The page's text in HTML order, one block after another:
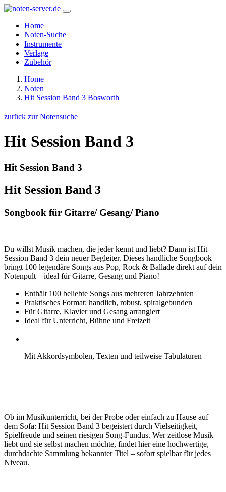
Home
Noten-Suche
Instrumente
Verlage
Zubehör
Home
Noten
Hit Session Band 3 Bosworth
zurück zur Notensuche
Hit Session Band 3
Hit Session Band 3
Hit Session Band 3
Songbook für Gitarre/ Gesang/ Piano
Du willst Musik machen, die jeder kennt und liebt? Dann ist Hit
Session Band 3 dein neuer Begleiter. Dieses handliche Songbook
bringt 100 legendäre Songs aus Pop, Rock & Ballade direkt auf dein
Notenpult – ideal für Gitarre, Gesang und Piano!
Enthält 100 beliebte Songs aus mehreren Jahrzehnten
Praktisches Format: handlich, robust, spiralgebunden
Für Gitarre, Klavier und Gesang arrangiert
Ideal für Unterricht, Bühne und Freizeit
Mit Akkordsymbolen, Texten und teilweise Tabulaturen
Ob im Musikunterricht, bei der Probe oder einfach zu Hause auf
dem Sofa: Hit Session Band 3 begeistert durch Vielseitigkeit,
Spielfreude und seinen riesigen Song-Fundus. Wer zeitlose Musik
liebt und sie selbst machen möchte, findet hier eine hochwertige,
durchdachte Sammlung bekannter Titel – sofort spielbar für jedes
Niveau.